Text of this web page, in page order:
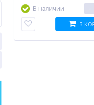
В наличии
-
В